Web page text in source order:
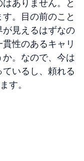
ありません。と
。目の前のこと
見えるはずなの
性のあるキャリ
。なので、今は
いるし、頼れる
す。